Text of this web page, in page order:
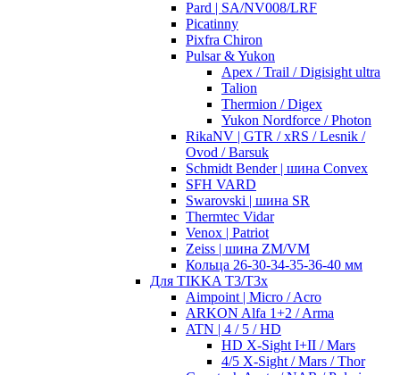
Pard | SA/NV008/LRF
Picatinny
Pixfra Chiron
Pulsar & Yukon
Apex / Trail / Digisight ultra
Talion
Thermion / Digex
Yukon Nordforce / Photon
RikaNV | GTR / xRS / Lesnik /
Ovod / Barsuk
Schmidt Bender | шина Convex
SFH VARD
Swarovski | шина SR
Thermtec Vidar
Venox | Patriot
Zeiss | шина ZM/VM
Кольца 26-30-34-35-36-40 мм
Для TIKKA T3/T3x
Aimpoint | Micro / Acro
ARKON Alfa 1+2 / Arma
ATN | 4 / 5 / HD
HD X-Sight I+II / Mars
4/5 X-Sight / Mars / Thor